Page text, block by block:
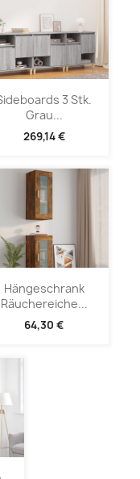
3 Stk.
Grau...
269,14 €
Hängeschrank
Räuchereiche...
64,30 €